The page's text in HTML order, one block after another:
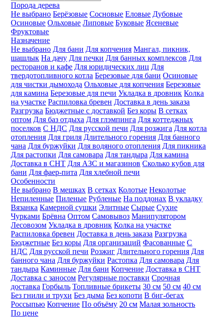
Порода дерева
Не выбрано Берёзовые Сосновые Еловые Дубовые
Осиновые Ольховые Липовые Буковые Ясеневые
Фруктовые
Назначение
Не выбрано Для бани Для копчения Мангал, пикник,
шашлык На дачу Для печки Для банных комплексов Для
ресторанов и кафе Для юридических лиц Для
твердотопливного котла Березовые для бани Осиновые
для чистки дымохода Ольховые для копчения Березовые
для камина Березовые для печи Укладка в дровник Колка
на участке Распиловка бревен Доставка в день заказа
Разгрузка Бюджетные с доставкой Без коры В сетках
оптом Для баз отдыха Для глэмпинга Для коттеджных
поселков С НДС Для русской печи Для розжига Для котла
отопления Для гриля Длительного горения Для банного
чана Для буржуйки Для водяного отопления Для пикника
Для растопки Для самовара Для тандыра Для камина
Доставка в СНТ Для АЗС и магазинов Сколько кубов для
бани Для фаер-пита Для хлебной печи
Особенности
Не выбрано В мешках В сетках Колотые Неколотые
Непиленные Пиленые Рубленые На поддонах В укладку
Вязанка Камерной сушки Элитные Сырые Сухие
Чурками Брёвна Оптом Самовывоз Манипулятором
Лесовозом Укладка в дровник Колка на участке
Распиловка бревен Доставка в день заказа Разгрузка
Бюджетные Без коры Для организаций Фасованные С
НДС Для русской печи Розжиг Длительного горения Для
банного чана Для буржуйки Растопка Для самовара Для
тандыра Каминные Для бани Копчение Доставка в СНТ
Доставка с заносом Регулярные поставки Срочная
доставка Горбыль Топливные брикеты 30 см 50 см 40 см
Без гнили и трухи Без дыма Без копоти В биг-бегах
Россыпью Копчение По объёму 20 см Малая зольность
По цене